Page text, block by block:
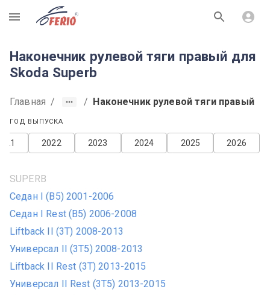
R
Наконечник рулевой тяги правый для
Skoda Superb
Главная / / Наконечник рулевой тяги правый
ГОД ВЫПУСКА
2026
2025
2024
2023
2022
SUPERB
Седан I (B5) 2001-2006
Седан I Rest (B5) 2006-2008
Liftback II (3T) 2008-2013
Универсал II (3T5) 2008-2013
Liftback II Rest (3T) 2013-2015
Универсал II Rest (3T5) 2013-2015